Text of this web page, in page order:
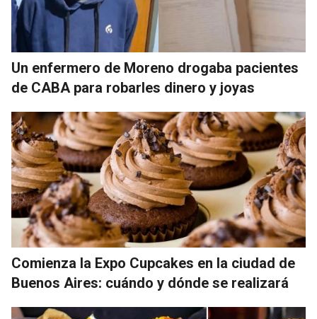
Un enfermero de Moreno drogaba pacientes
de CABA para robarles dinero y joyas
Comienza la Expo Cupcakes en la ciudad de
Buenos Aires: cuándo y dónde se realizará